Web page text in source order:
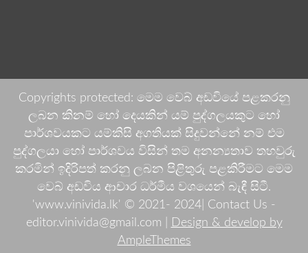
Copyrights protected: මෙම වෙබ් අඩවියේ පළකරනු
ලබන කිනම් හෝ දෙයකින් යම් පුද්ගලයකුට හෝ
පාර්ශවයකට යම්කිසි අගතියක් සිදුවන්නේ නම් එම
පුද්ගලයා හෝ පාර්ශවය විසින් තම අනන්‍යතාව තහවුරු
කරමින් ඉදිරිපත් කරනු ලබන පිළිතුරු පළකිරීමට මෙම
වෙබ් අඩවිය ආචාර ධර්මීය වශයෙන් බැඳී සිටී.
'www.vinivida.lk' © 2021- 2024| Contact Us -
editor.vinivida@gmail.com |
Design & develop by
AmpleThemes